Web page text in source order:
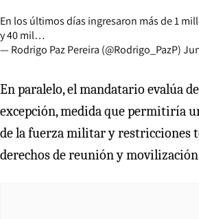
En los últimos días ingresaron más de 1
y 40 mil…
— Rodrigo Paz Pereira (@Rodrigo_PazP)
En paralelo, el mandatario evalúa
excepción, medida que permitiría
de la fuerza militar y restricciones
derechos de reunión y